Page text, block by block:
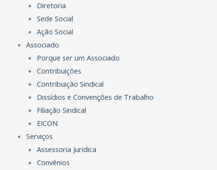
Diretoria
Sede Social
Ação Social
Associado
Porque ser um Associado
Contribuições
Contribuição Sindical
Dissídios e Convenções de Trabalho
Filiação Sindical
EICON
Serviços
Assessoria Juridica
Convênios